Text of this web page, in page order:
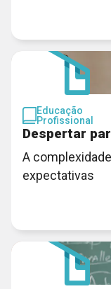
Educação
Profissional
Despertar
A
expectativas